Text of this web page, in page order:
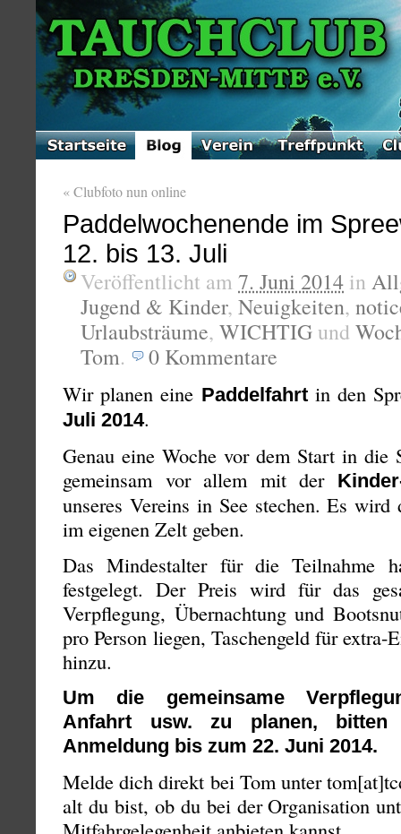
«Clubfoto nun online
Paddelwochenende im
12. bis 13. Juli
Veröffentlicht am 7. Juni 2014 in
Jugend & Kinder, Neuigkeiten,
Urlaubsträume, WICHTIG und
Tom. 0 Kommentare
Wir planen eine Paddelfahrtin den
Juli 2014.
Genau eine Woche vor dem Start in die
gemeinsam vor allem mit der
unseres Vereins in See stechen. Es wird
im eigenen Zelt geben.
Das Mindestalter für die Teilnahme
festgelegt. Der Preis wird für das
Verpflegung, Übernachtung und
pro Person liegen, Taschengeld für extra-
hinzu.
Um die gemeinsame
Anfahrt usw. zu planen,
Anmeldung bis zum 22. Juni 2014.
Melde dich direkt bei Tom unter
alt du bist, ob du bei der Organisation